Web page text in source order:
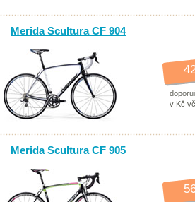
Merida Scultura CF 904
v Kč
Merida Scultura CF 905